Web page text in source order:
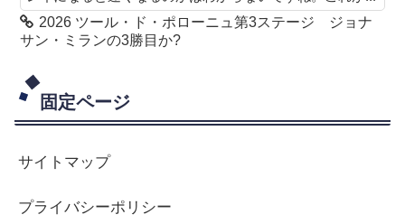
2026 ツール・ド・ポローニュ第3ステージ ジョナ
サン・ミランの3勝目か?
固定ページ
サイトマップ
プライバシーポリシー